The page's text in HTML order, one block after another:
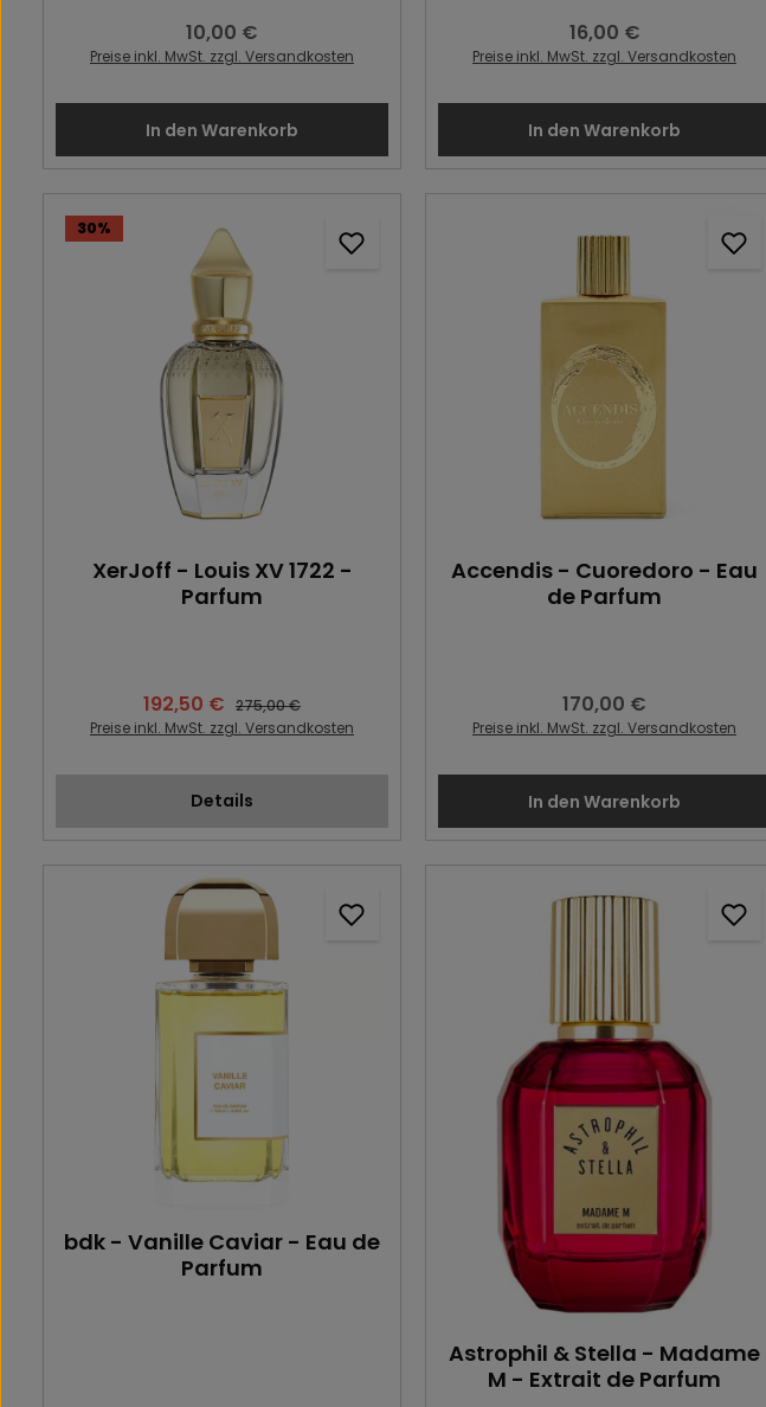
Regulärer Preis:
10,00 €
Preise inkl. MwSt. zzgl. Versandkosten
In den Warenkorb
Regulärer Preis:
16,00 €
Preise inkl. MwSt. zzgl. Versandkosten
In den Warenkorb
30%
XerJoff - Louis XV 1722 -
Parfum
Verkaufspreis:
192,50 € Regulärer Preis:
275,00 €
Preise inkl. MwSt. zzgl. Versandkosten
Details
Accendis - Cuoredoro - Eau
de Parfum
Regulärer Preis:
170,00 €
Preise inkl. MwSt. zzgl. Versandkosten
In den Warenkorb
bdk - Vanille Caviar - Eau de
Parfum
Astrophil & Stella - Madame
M - Extrait de Parfum